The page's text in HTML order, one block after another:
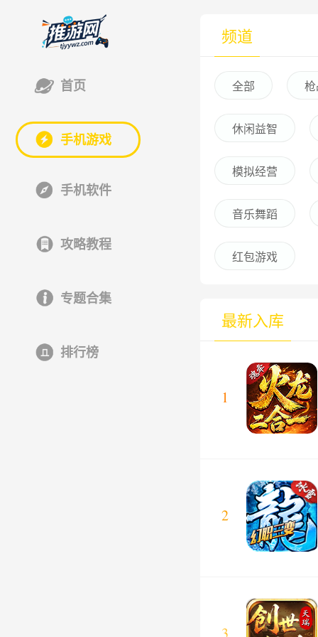
首页
手机游戏
手机软件
攻略教程
专题合集
排行榜
频道
全部
休闲益智
模拟经营
音乐舞蹈
红包游戏
最新入库
1
2
3